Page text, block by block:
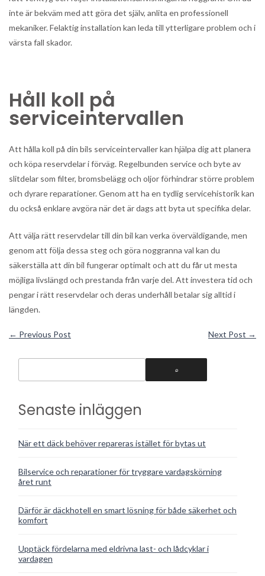
inte är bekväm med att göra det själv, anlita en professionell
mekaniker. Felaktig installation kan leda till ytterligare problem och i
värsta fall skador.
Håll koll på
serviceintervallen
Att hålla koll på din bils serviceintervaller kan hjälpa dig att planera
och köpa reservdelar i förväg. Regelbunden service och byte av
slitdelar som filter, bromsbelägg och oljor förhindrar större problem
och dyrare reparationer. Genom att ha en tydlig servicehistorik kan
du också enklare avgöra när det är dags att byta ut specifika delar.
Att välja rätt reservdelar till din bil kan verka överväldigande, men
genom att följa dessa steg och göra noggranna val kan du
säkerställa att din bil fungerar optimalt och att du får ut mesta
möjliga livslängd och prestanda från varje del. Att investera tid och
pengar i rätt reservdelar och deras underhåll betalar sig alltid i
längden.
← Previous Post Next Post →
Senaste inläggen
När ett däck behöver repareras istället för bytas ut
Bilservice och reparationer för tryggare vardagskörning
året runt
Därför är däckhotell en smart lösning för både säkerhet och
komfort
Upptäck fördelarna med eldrivna last- och lådcyklar i
vardagen